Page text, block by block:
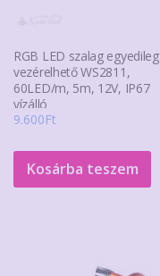
RGB LED szalag egyedileg
vezérelhető WS2811,
60LED/m, 5m, 12V, IP67
vízálló
9.600Ft
Kosárba teszem